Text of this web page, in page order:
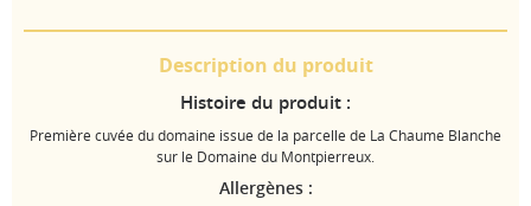
Description du produit
Histoire du produit :
Première cuvée du domaine issue de la parcelle de La Chaume Blanche
sur le Domaine du Montpierreux.
Allergènes :